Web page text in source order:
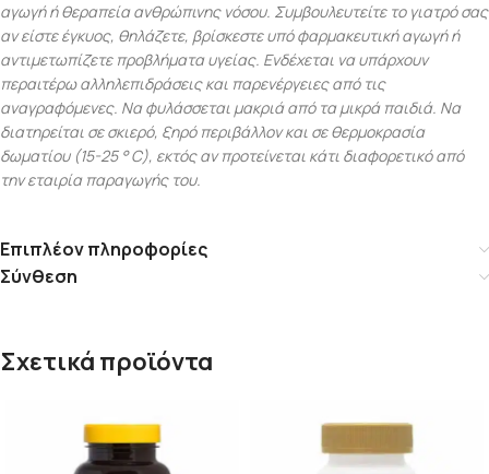
αγωγή ή θεραπεία ανθρώπινης νόσου. Συμβουλευτείτε το γιατρό σας
αν είστε έγκυος, θηλάζετε, βρίσκεστε υπό φαρμακευτική αγωγή ή
αντιμετωπίζετε προβλήματα υγείας. Ενδέχεται να υπάρχουν
περαιτέρω αλληλεπιδράσεις και παρενέργειες από τις
αναγραφόμενες. Να φυλάσσεται μακριά από τα μικρά παιδιά. Να
διατηρείται σε σκιερό, ξηρό περιβάλλον και σε θερμοκρασία
δωματίου (15-25 ° C), εκτός αν προτείνεται κάτι διαφορετικό από
την εταιρία παραγωγής του.
Επιπλέον πληροφορίες
Σύνθεση
Σχετικά προϊόντα